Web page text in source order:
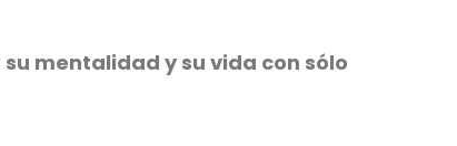
mentalidad y su vida con sólo